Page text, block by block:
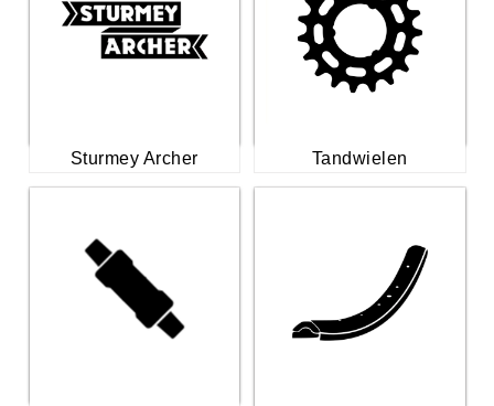
Sturmey Archer Tandwielen